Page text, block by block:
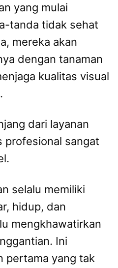
yang mulai
tanda tidak sehat
mereka akan
dengan tanaman
kualitas visual
dari layanan
profesional sangat
selalu memiliki
hidup, dan
mengkhawatirkan
Ini
pertama yang tak